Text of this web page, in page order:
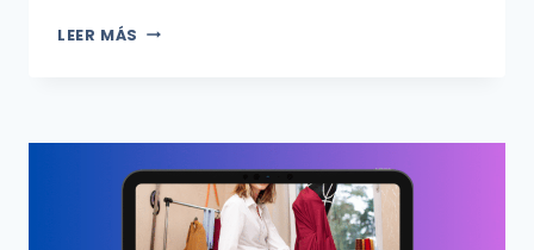
LEER MÁS